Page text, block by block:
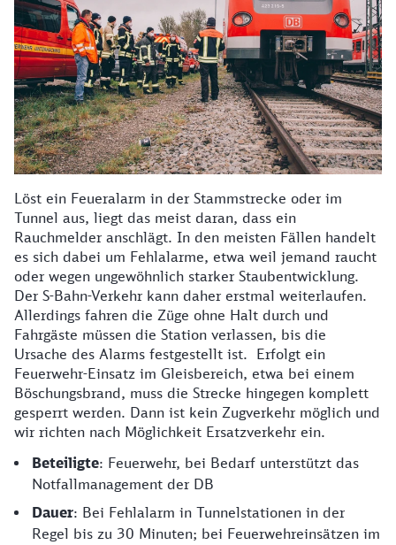
Löst ein Feueralarm in der Stammstrecke oder im
Tunnel aus, liegt das meist daran, dass ein
Rauchmelder anschlägt. In den meisten Fällen handelt
es sich dabei um Fehlalarme, etwa weil jemand raucht
oder wegen ungewöhnlich starker Staubentwicklung.
Der S-Bahn-Verkehr kann daher erstmal weiterlaufen.
Allerdings fahren die Züge ohne Halt durch und
Fahrgäste müssen die Station verlassen, bis die
Ursache des Alarms festgestellt ist. Erfolgt ein
Feuerwehr-Einsatz im Gleisbereich, etwa bei einem
Böschungsbrand, muss die Strecke hingegen komplett
gesperrt werden. Dann ist kein Zugverkehr möglich und
wir richten nach Möglichkeit Ersatzverkehr ein.
Beteiligte: Feuerwehr, bei Bedarf unterstützt das
Notfallmanagement der DB
Dauer: Bei Fehlalarm in Tunnelstationen in der
Regel bis zu 30 Minuten; bei Feuerwehreinsätzen im